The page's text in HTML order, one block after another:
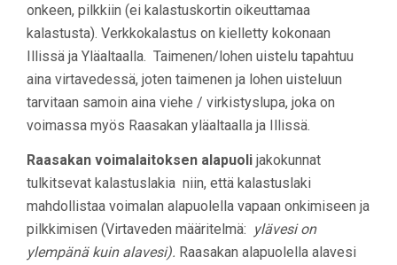
onkeen, pilkkiin (ei kalastuskortin oikeuttamaa
kalastusta). Verkkokalastus on kielletty kokonaan
Illissä ja Yläaltaalla. Taimenen/lohen uistelu tapahtuu
aina virtavedessä, joten taimenen ja lohen uisteluun
tarvitaan samoin aina viehe / virkistyslupa, joka on
voimassa myös Raasakan yläaltaalla ja Illissä.
Raasakan voimalaitoksen alapuoli jakokunnat
tulkitsevat kalastuslakia niin, että kalastuslaki
mahdollistaa voimalan alapuolella vapaan onkimiseen ja
pilkkimisen (Virtaveden määritelmä: ylävesi on
ylempänä kuin alavesi). Raasakan alapuolella alavesi